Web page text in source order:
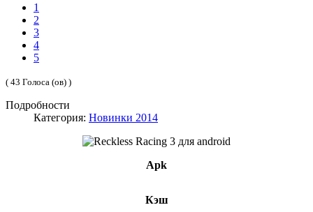
1
2
3
4
5
( 43 Голоса (ов) )
Подробности
Категория: Новинки 2014
Apk
Кэш